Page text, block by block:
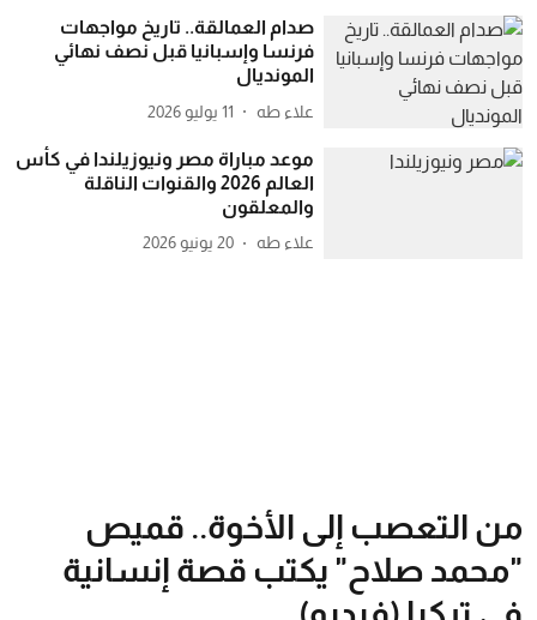
صدام العمالقة.. تاريخ مواجهات
فرنسا وإسبانيا قبل نصف نهائي
المونديال
علاء طه 11 يوليو 2026
موعد مباراة مصر ونيوزيلندا في كأس
العالم 2026 والقنوات الناقلة
والمعلقون
علاء طه 20 يونيو 2026
من التعصب إلى الأخوة.. قميص
"محمد صلاح" يكتب قصة إنسانية